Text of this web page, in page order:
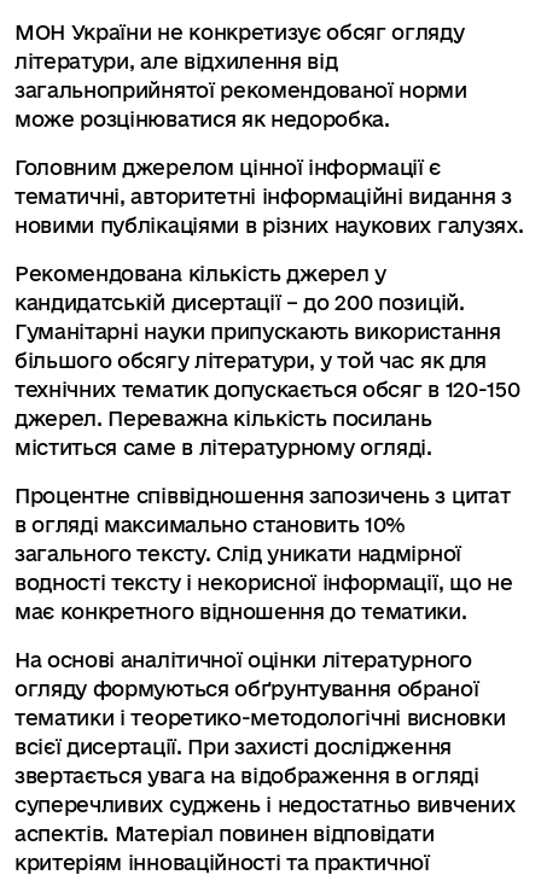
МОН України не конкретизує обсяг огляду
літератури, але відхилення від
загальноприйнятої рекомендованої норми
може розцінюватися як недоробка.
Головним джерелом цінної інформації є
тематичні, авторитетні інформаційні видання з
новими публікаціями в різних наукових галузях.
Рекомендована кількість джерел у
кандидатській дисертації – до 200 позицій.
Гуманітарні науки припускають використання
більшого обсягу літератури, у той час як для
технічних тематик допускається обсяг в 120-150
джерел. Переважна кількість посилань
міститься саме в літературному огляді.
Процентне співвідношення запозичень з цитат
в огляді максимально становить 10%
загального тексту. Слід уникати надмірної
водності тексту і некорисної інформації, що не
має конкретного відношення до тематики.
На основі аналітичної оцінки літературного
огляду формуються обґрунтування обраної
тематики і теоретико-методологічні висновки
всієї дисертації. При захисті дослідження
звертається увага на відображення в огляді
суперечливих суджень і недостатньо вивчених
аспектів. Матеріал повинен відповідати
критеріям інноваційності та практичної